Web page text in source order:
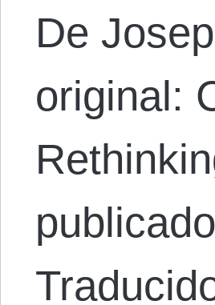
De
original: